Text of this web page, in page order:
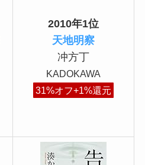
2010年1位
天地明察
冲方丁
KADOKAWA
31%オフ+1%還元